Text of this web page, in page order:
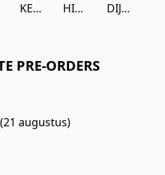
KEVIN MORBY HICKY UNDERWORLD DIJF SANDERS
PRE-ORDERS
(21 augustus)